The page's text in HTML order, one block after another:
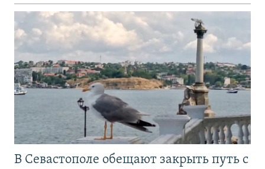
В Севастополе обещают закрыть путь с